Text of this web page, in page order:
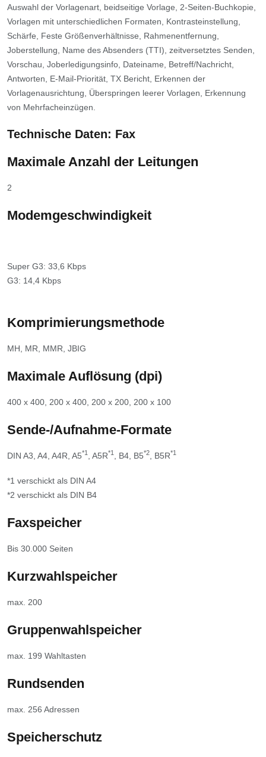
Auswahl der Vorlagenart, beidseitige Vorlage, 2-Seiten-Buchkopie,
Vorlagen mit unterschiedlichen Formaten, Kontrasteinstellung,
Schärfe, Feste Größenverhältnisse, Rahmenentfernung,
Joberstellung, Name des Absenders (TTI), zeitversetztes Senden,
Vorschau, Joberledigungsinfo, Dateiname, Betreff/Nachricht,
Antworten, E-Mail-Priorität, TX Bericht, Erkennen der
Vorlagenausrichtung, Überspringen leerer Vorlagen, Erkennung
von Mehrfacheinzügen.
Technische Daten: Fax
Maximale Anzahl der Leitungen
2
Modemgeschwindigkeit
Super G3: 33,6 Kbps
G3: 14,4 Kbps
Komprimierungsmethode
MH, MR, MMR, JBIG
Maximale Auflösung (dpi)
400 x 400, 200 x 400, 200 x 200, 200 x 100
Sende-/Aufnahme-Formate
DIN A3, A4, A4R, A5*1 , A5R*1 , B4, B5*2 , B5R*1
*1 verschickt als DIN A4
*2 verschickt als DIN B4
Faxspeicher
Bis 30.000 Seiten
Kurzwahlspeicher
max. 200
Gruppenwahlspeicher
max. 199 Wahltasten
Rundsenden
max. 256 Adressen
Speicherschutz